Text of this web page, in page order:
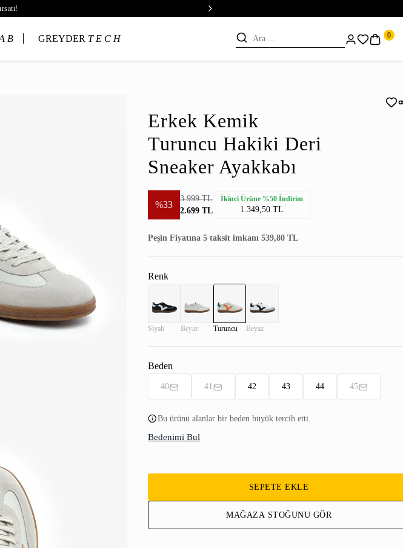
B GREYDER T E C H 0
Erkek Kemik
Turuncu Hakiki Deri
Sneaker Ayakkabı
%33
3.999 TL
2.699 TL
İkinci Ürüne %50 İndirim
1.349,50 TL
Peşin Fiyatına 5 taksit imkanı 539,80 TL
Renk
Siyah Beyaz Turuncu Beyaz
Beden
40 41 42 43 44 45
Bu ürünü alanlar bir beden büyük tercih etti.
Bedenimi Bul
SEPETE EKLE
MAĞAZA STOĞUNU GÖR